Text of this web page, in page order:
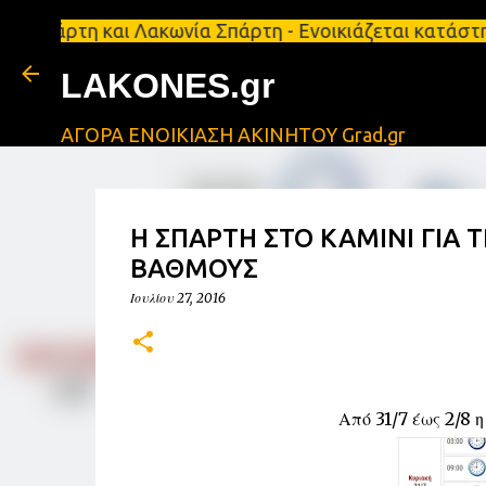
Λακωνία Σπάρτη - Ενοικιάζεται
LAKONES.gr
ΑΓΟΡΑ ΕΝΟΙΚΙΑΣΗ ΑΚΙΝΗΤΟΥ Grad.gr
Η ΣΠΑΡΤΗ ΣΤΟ ΚΑΜΙΝΙ ΓΙΑ
ΒΑΘΜΟΥΣ
Ιουλίου 27, 2016
Από 31/7 έως 2/8